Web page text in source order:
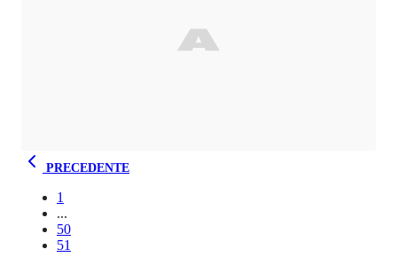
PRECEDENTE
1
...
50
51